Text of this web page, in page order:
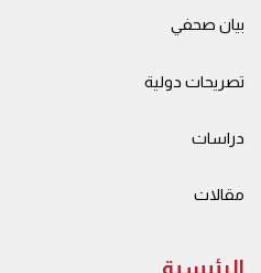
بيان صحفي
تصريحات دولية
دراسات
مقالات
الرئيسية